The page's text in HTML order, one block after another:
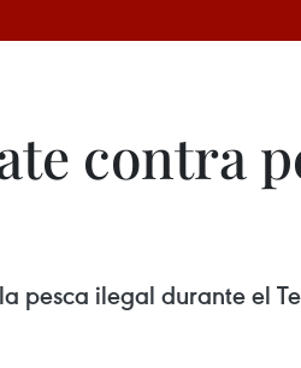
contra
ilegal durante el